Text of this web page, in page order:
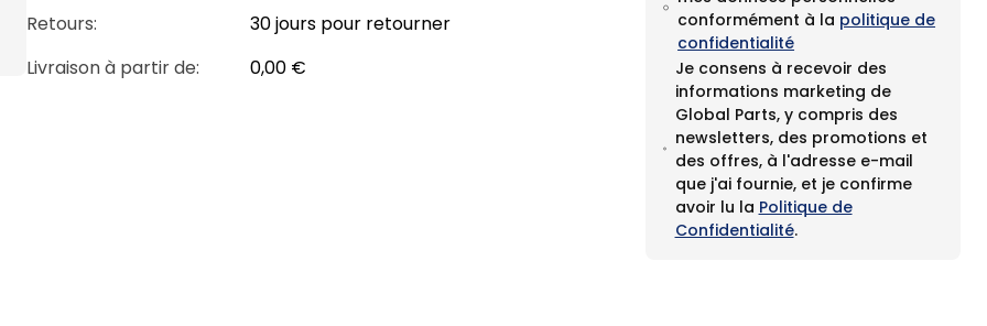
Retours:
30 jours pour retourner
Livraison à partir de: 0,00 €
conformément à la politique de
confidentialité
Je consens à recevoir des
informations marketing de
Global Parts, y compris des
newsletters, des promotions et
des offres, à l'adresse e-mail
que j'ai fournie, et je confirme
avoir lu la Politique de
Confidentialité.